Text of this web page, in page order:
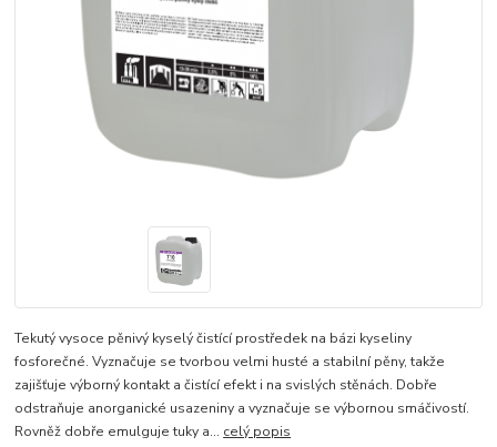
Tekutý vysoce pěnivý kyselý čistící prostředek na bázi kyseliny
fosforečné. Vyznačuje se tvorbou velmi husté a stabilní pěny, takže
zajišťuje výborný kontakt a čistící efekt i na svislých stěnách. Dobře
odstraňuje anorganické usazeniny a vyznačuje se výbornou smáčivostí.
Rovněž dobře emulguje tuky a... celý popis